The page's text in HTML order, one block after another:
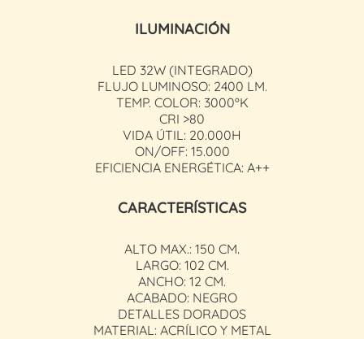
ILUMINACIÓN
LED 32W (INTEGRADO)
FLUJO LUMINOSO: 2400 LM.
TEMP. COLOR: 3000ºK
CRI >80
VIDA ÚTIL: 20.000H
ON/OFF: 15.000
EFICIENCIA ENERGÉTICA: A++
CARACTERÍSTICAS
ALTO MAX.: 150 CM.
LARGO: 102 CM.
ANCHO: 12 CM.
ACABADO: NEGRO
DETALLES DORADOS
MATERIAL: ACRÍLICO Y METAL